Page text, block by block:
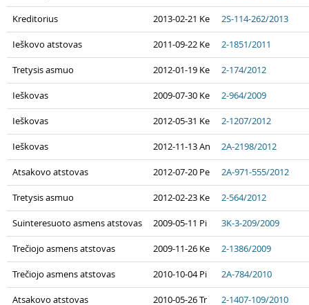
Kreditorius 2013-02-21 Ke 2S-114-262/2013
Ieškovo atstovas 2011-09-22 Ke 2-1851/2011
Tretysis asmuo 2012-01-19 Ke 2-174/2012
Ieškovas 2009-07-30 Ke 2-964/2009
Ieškovas 2012-05-31 Ke 2-1207/2012
Ieškovas 2012-11-13 An 2A-2198/2012
Atsakovo atstovas 2012-07-20 Pe 2A-971-555/2012
Tretysis asmuo 2012-02-23 Ke 2-564/2012
Suinteresuoto asmens atstovas 2009-05-11 Pi 3K-3-209/2009
Trečiojo asmens atstovas 2009-11-26 Ke 2-1386/2009
Trečiojo asmens atstovas 2010-10-04 Pi 2A-784/2010
Atsakovo atstovas 2010-05-26 Tr 2-1407-109/2010